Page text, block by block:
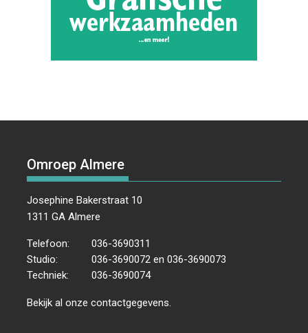
Omroep Almere
Josephine Bakerstraat 10
1311 GA Almere
Telefoon:
036-3690311
Studio:
036-3690072 en 036-3690073
Techniek:
036-3690074
Bekijk al onzecontactgegevens